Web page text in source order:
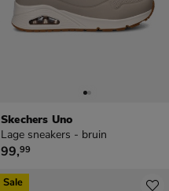
Skechers Uno
Lage sneakers - bruin
€ 99,99
99,99
Sale